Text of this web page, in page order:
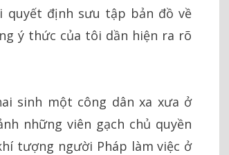
quyết định sưu tập bản đồ về
ý thức của tôi dần hiện ra rõ
sinh một công dân xa xưa ở
những viên gạch chủ quyền
tượng người Pháp làm việc ở